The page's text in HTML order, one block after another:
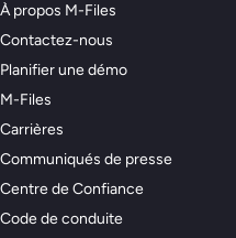
À propos M-Files
Contactez-nous
Planifier une démo
M-Files
Carrières
Communiqués de presse
Centre de Confiance
Code de conduite